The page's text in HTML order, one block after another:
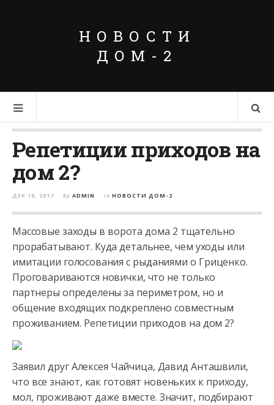
НОВОСТИ
ДОМ-2
Репетиции приходов на
дом 2?
ДЕК 18, 2017 by ADMIN in НОВОСТИ ДОМ-2
Массовые заходы в ворота дома 2 тщательно
прорабатывают. Куда детальнее, чем уходы или
имитации голосования с рыданиями о Гриценко.
Проговариваются новички, что не только
партнеры определены за периметром, но и
общение входящих подкреплено совместным
проживанием. Репетиции приходов на дом 2?
Заявил друг Алексея Чайчица, Давид Анташвили,
что все знают, как готовят новеньких к приходу,
мол, проживают даже вместе. Значит, подбирают